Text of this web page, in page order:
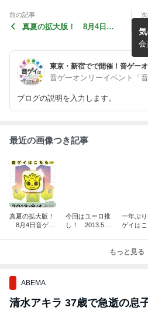
前の記事
真夏の拡大版！ 8月4日音
音ゲーオンリーイベント「音
ブログの説明を入力します。
会
最近の画像つき記事
真夏の拡大版！
8月4日音ゲイ
今回はユーロ推
し！ 2013.5.2
一年ぶ
ゲイは
もっと見る
ABEMA
清水アキラ 37歳で急逝の息